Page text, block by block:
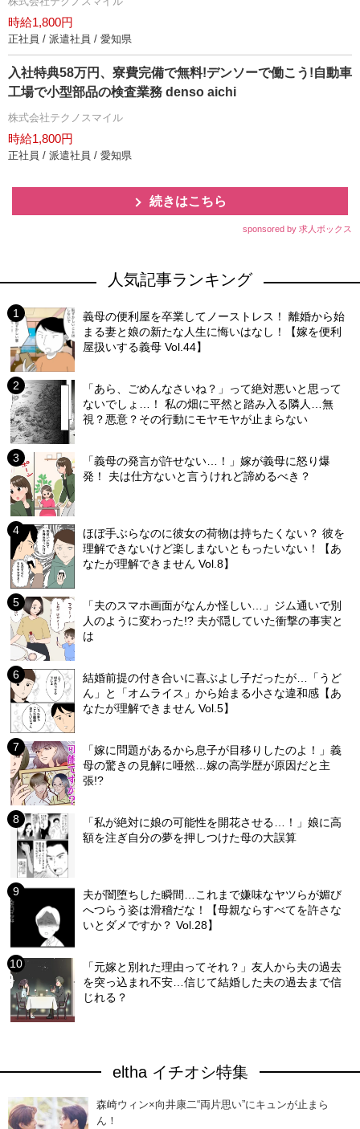
時給1,800円
正社員 / 派遣社員 / 愛知県
入社特典58万円、寮費完備で無料!デンソーで働こう!自動車
工場で小型部品の検査業務 denso aichi
株式会社テクノスマイル
時給1,800円
正社員 / 派遣社員 / 愛知県
続きはこちら
sponsored by 求人ボックス
人気記事ランキング
義母の便利屋を卒業してノーストレス！ 離婚から始
まる妻と娘の新たな人生に悔いはなし！【嫁を便利
屋扱いする義母 Vol.44】
「あら、ごめんなさいね？」って絶対悪いと思って
ないでしょ…！ 私の畑に平然と踏み入る隣人…無
視？悪意？その行動にモヤモヤが止まらない
「義母の発言が許せない…！」嫁が義母に怒り爆
発！ 夫は仕方ないと言うけれど諦めるべき？
ほぼ手ぶらなのに彼女の荷物は持ちたくない？ 彼を
理解できないけど楽しまないともったいない！【あ
なたが理解できません Vol.8】
「夫のスマホ画面がなんか怪しい…」ジム通いで別
人のように変わった!? 夫が隠していた衝撃の事実と
は
結婚前提の付き合いに喜ぶよし子だったが…「うど
ん」と「オムライス」から始まる小さな違和感【あ
なたが理解できません Vol.5】
「嫁に問題があるから息子が目移りしたのよ！」義
母の驚きの見解に唖然…嫁の高学歴が原因だと主
張!?
「私が絶対に娘の可能性を開花させる…！」娘に高
額を注ぎ自分の夢を押しつけた母の大誤算
夫が闇堕ちした瞬間…これまで嫌味なヤツらが媚び
へつらう姿は滑稽だな！【母親ならすべてを許さな
いとダメですか？ Vol.28】
「元嫁と別れた理由ってそれ？」友人から夫の過去
を突っ込まれ不安…信じて結婚した夫の過去まで信
じれる？
eltha イチオシ特集
森崎ウィン×向井康二“両片思い”にキュンが止まら
ん！